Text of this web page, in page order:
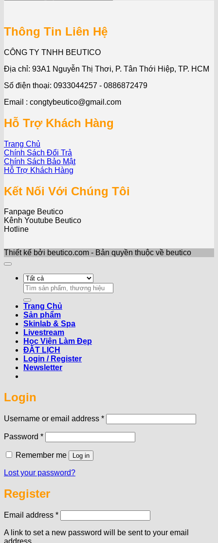
Thông Tin Liên Hệ
CÔNG TY TNHH BEUTICO
Địa chỉ: 93A1 Nguyễn Thị Thơi, P. Tân Thới Hiệp, TP. HCM
Số điện thoại: 0933044257 - 0886872479
Email : congtybeutico@gmail.com
Hỗ Trợ Khách Hàng
Trang Chủ
Chính Sách Đổi Trả
Chính Sách Bảo Mật
Hỗ Trợ Khách Hàng
Kết Nối Với Chúng Tôi
Fanpage Beutico
Kênh Youtube Beutico
Hotline
Thiết kế bởi beutico.com - Bản quyền thuộc về beutico
Search
for:
Trang Chủ
Sản phẩm
Skinlab & Spa
Livestream
Học Viện Làm Đẹp
ĐẶT LỊCH
Login / Register
Newsletter
Login
Username or email address *Required
Password *Required
Remember me Log in
Lost your password?
Register
Email address *Required
A link to set a new password will be sent to your email
address.